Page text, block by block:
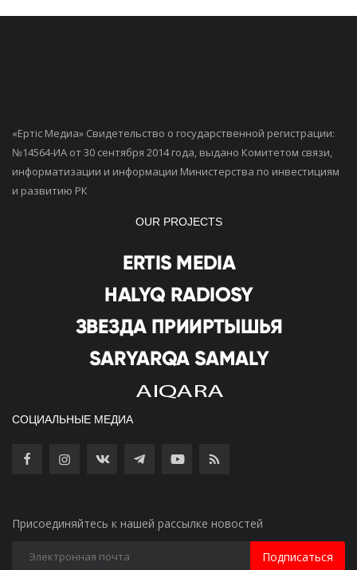
«Ертiс Медиа» Свидетельство о государственной регистрации:
№14564-ИА от 30 сентября 2014 года, выдано Комитетом связи,
информатизации и информации Министерства по инвестициям
и развитию РК
OUR PROJECTS
СОЦИАЛЬНЫЕ МЕДИА
Присоединяйтесь к нашей рассылке новостей
Подписаться